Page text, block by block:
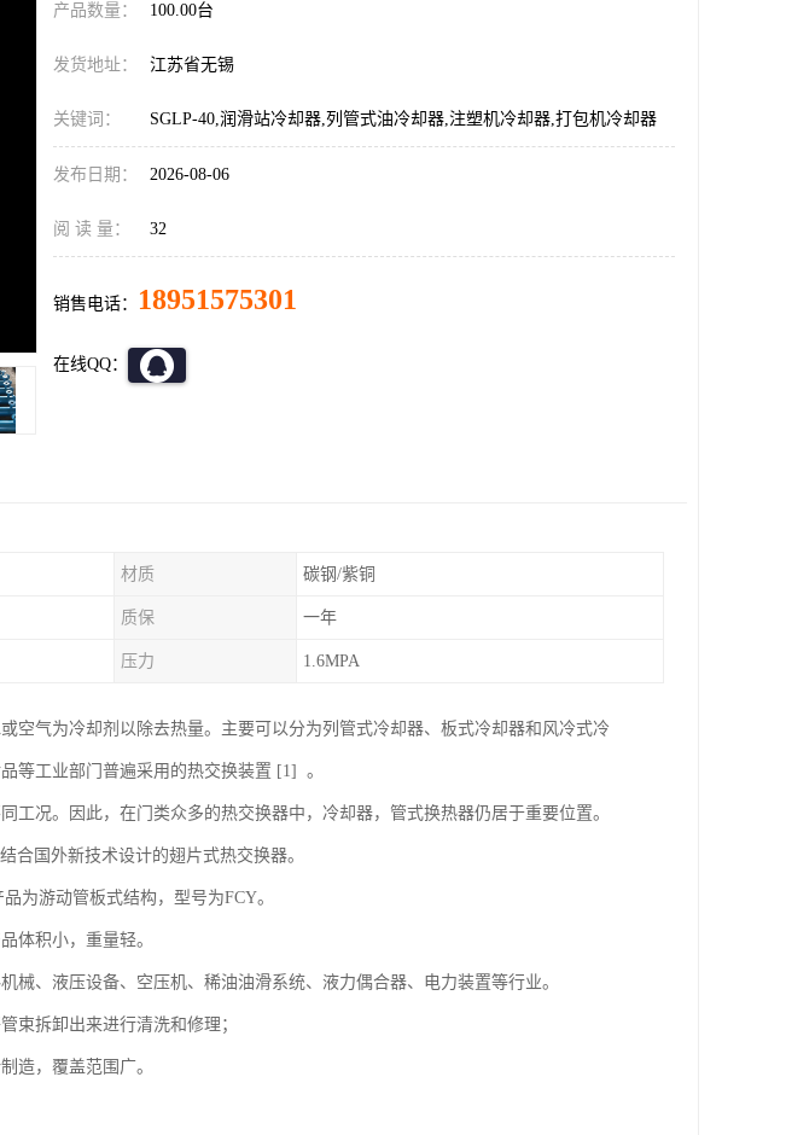
产品数量： 100.00台
发货地址： 江苏省无锡
关键词： SGLP-40,润滑站冷却器,列管式油冷却器,注塑机冷却器,打包机冷却器
发布日期： 2026-08-06
阅 读 量： 32
销售电话： 18951575301
在线QQ：
材质 碳钢/紫铜
质保 一年
压力 1.6MPA
空气为冷却剂以除去热量。主要可以分为列管式冷却器、板式冷却器和风冷式冷
等工业部门普遍采用的热交换装置 [1] 。
工况。因此，在门类众多的热交换器中，冷却器，管式换热器仍居于重要位置。
合国外新技术设计的翅片式热交换器。
为游动管板式结构，型号为FCY。
体积小，重量轻。
械、液压设备、空压机、稀油油滑系统、液力偶合器、电力装置等行业。
束拆卸出来进行清洗和修理；
造，覆盖范围广。